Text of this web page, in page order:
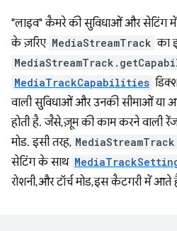
"लाइव" कैमरे की सुविधाओं और सेटिंग
के ज़रिए MediaStreamTrack का
MediaTrackCapabilities
वाली सुविधाओं और उनकी सीमाओं या
होती है. जैसे, ज़ूम की काम करने वाली
मोड. इसी तरह,
सेटिंग के साथ
रोशनी, और टॉर्च मोड, इस कैटगरी में